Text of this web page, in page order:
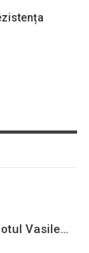
Vasile…